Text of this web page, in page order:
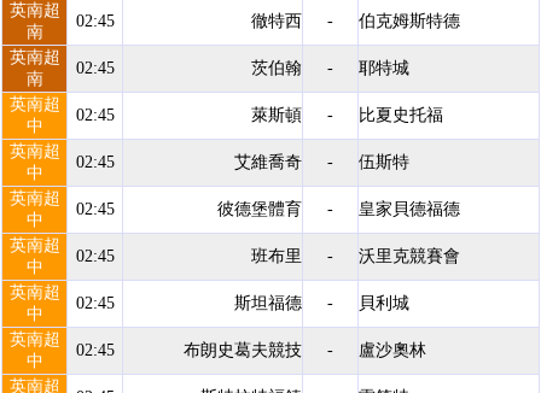
英南超
南
02:45 徹特西 -
伯克姆斯特德
英南超
南
02:45 茨伯翰 -
耶特城
英南超
中
02:45 萊斯頓 -
比夏史托福
英南超
中
02:45 艾維喬奇 -
伍斯特
英南超
中
02:45 彼德堡體育 -
皇家貝德福德
英南超
中
02:45 班布里 -
沃里克競賽會
英南超
中
02:45 斯坦福德 -
貝利城
英南超
中
02:45 布朗史葛夫競技 -
盧沙奧林
英南超